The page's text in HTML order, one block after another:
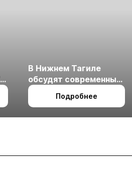
В Нижнем Тагиле
обсудят современные
технологии
измельчения
Подробнее